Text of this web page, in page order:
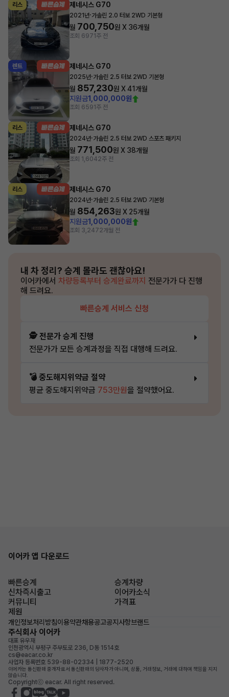
리스 제네시스 G70
2021년·가솔린 2.0 터보 2WD 기본형
월 700,750원 X 36개월
조회 6971주 전
렌트 제네시스 G70
2025년·가솔린 2.5 터보 2WD 기본형
월 857,230원 X41개월
지원금1,000,000원
조회 6591주 전
리스 제네시스 G70
2024년·가솔린 2.5 터보 2WD 스포츠 패키지
월 771,500원 X 38개월
조회 1,6042주 전
리스 제네시스 G70
2024년·가솔린 2.5 터보 2WD 기본형
월 854,263원 X 25개월
지원금1,000,000원
조회 3,2472개월 전
내 차 정리? 승계 몰라도 괜찮아요!
이어카에서 차량등록부터 승계완료까지 전문가가 다 진행
해 드려요.
빠른승계 서비스 신청
🕵️ 전문가 승계 진행
전문가가 모든 승계과정을 직접 대행해 드려요.
💣 중도해지위약금 절약
평균 중도해지위약금 753만원을 절약했어요.
이어카 앱 다운로드
빠른승계
승계차량
신차즉시출고
이어카소식
커뮤니티
가격표
제원
개인정보처리방침이용약관채용공고공지사항브랜드
주식회사 이어카
대표 유우재
인천광역시 부평구 주부토로 236, D동 1514호
cs@eacar.co.kr
사업자 등록번호 539-88-02334 | 1877-2520
이어카는 통신판매 중개자로서 통신판매의 당사자가 아니며, 상품, 거래정보, 거래에 대하여 책임을 지지
않습니다.
Copyrightⓒ eacar. All right reserved.